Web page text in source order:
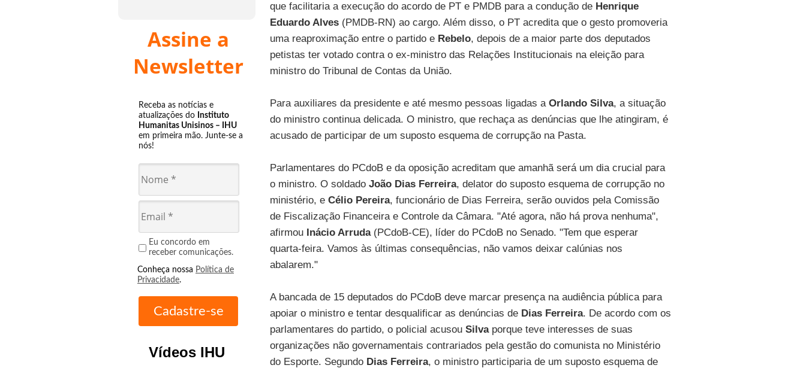
Assine a
Newsletter
Receba as notícias e
atualizações do Instituto
Humanitas Unisinos – IHU
em primeira mão. Junte-se a
nós!
Eu concordo em
receber comunicações.
Conheça nossa Política de
Privacidade.
Vídeos IHU
que facilitaria a execução do acordo de PT e PMDB para a condução de Henrique
Eduardo Alves(PMDB-RN) ao cargo. Além disso, o PT acredita que o gesto promoveria
uma reaproximação entre o partido e Rebelo, depois de a maior parte dos deputados
petistas ter votado contra o ex-ministro das Relações Institucionais na eleição para
ministro do Tribunal de Contas da União.
Para auxiliares da presidente e até mesmo pessoas ligadas a Orlando Silva, a situação
do ministro continua delicada. O ministro, que rechaça as denúncias que lhe atingiram, é
acusado de participar de um suposto esquema de corrupção na Pasta.
Parlamentares do PCdoB e da oposição acreditam que amanhã será um dia crucial para
o ministro. O soldado João Dias Ferreira, delator do suposto esquema de corrupção no
ministério, e Célio Pereira, funcionário de Dias Ferreira, serão ouvidos pela Comissão
de Fiscalização Financeira e Controle da Câmara. "Até agora, não há prova nenhuma",
afirmou Inácio Arruda(PCdoB-CE), líder do PCdoB no Senado. "Tem que esperar
quarta-feira. Vamos às últimas consequências, não vamos deixar calúnias nos
abalarem."
A bancada de 15 deputados do PCdoB deve marcar presença na audiência pública para
apoiar o ministro e tentar desqualificar as denúncias de Dias Ferreira. De acordo com os
parlamentares do partido, o policial acusou Silva porque teve interesses de suas
organizações não governamentais contrariados pela gestão do comunista no Ministério
do Esporte. Segundo Dias Ferreira, o ministro participaria de um suposto esquema de